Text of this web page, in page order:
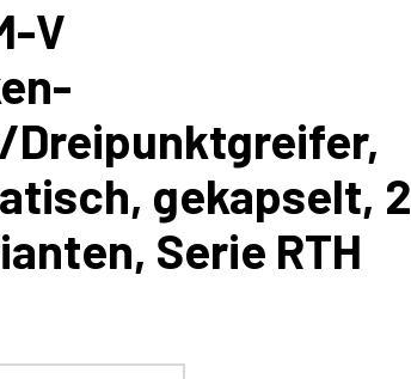
V
Dreipunktgreifer,
gekapselt, 2
Serie RTH